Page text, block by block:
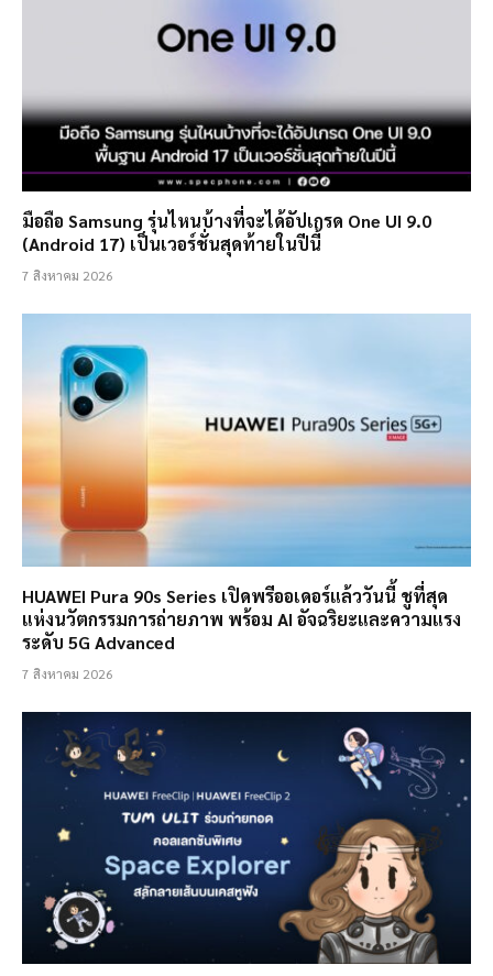
มือถือ Samsung รุ่นไหนบ้างที่จะได้อัปเกรด One UI 9.0
(Android 17) เป็นเวอร์ชั่นสุดท้ายในปีนี้
7 สิงหาคม 2026
HUAWEI Pura 90s Series เปิดพรีออเดอร์แล้ววันนี้ ชูที่สุด
แห่งนวัตกรรมการถ่ายภาพ พร้อม AI อัจฉริยะและความแรง
ระดับ 5G Advanced
7 สิงหาคม 2026